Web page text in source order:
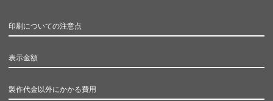
印刷についての注意点
表示金額
製作代金以外にかかる費用